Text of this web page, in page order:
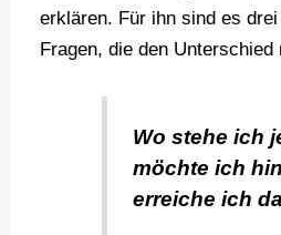
erklären. Für ihn sind es
Fragen, die den Unterschied
Wo stehe ich
möchte ich
erreiche ich